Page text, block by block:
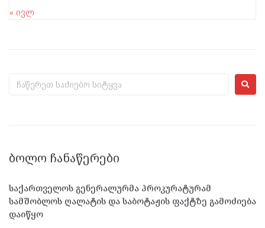
« ივლ
ᲑᲝᲚᲝ ᲩᲐᲜᲐᲬᲔᲠᲔᲑᲘ
საქართველოს გენერალურმა პროკურატურამ
სამშობლოს ღალატის და საბოტაჟის ფაქტზე გამოძიება
დაიწყო